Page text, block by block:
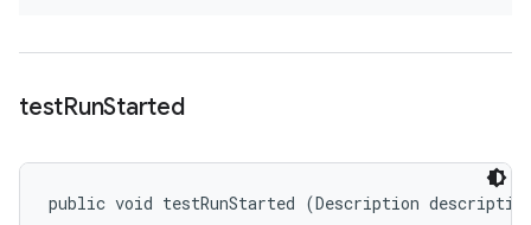
testRunStarted
public void testRunStarted (Description